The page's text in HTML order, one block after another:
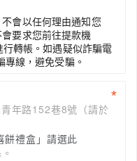
會以任何理由通知您
會要求您前往提款機
轉帳。如遇疑似詐騙電
線，避免受騙。
年路152巷8號（請於
餅禮盒」請選此